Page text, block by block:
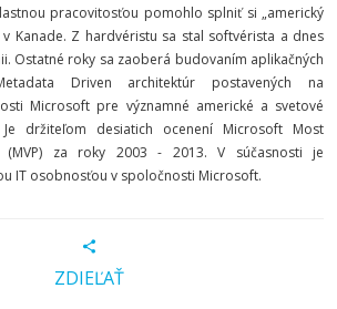
pracovitosťou pomohlo splniť si „americký
Kanade. Z hardvéristu sa stal softvérista a dnes
Ostatné roky sa zaoberá budovaním aplikačných
Driven architektúr postavených na
Microsoft pre významné americké a svetové
držiteľom desiatich ocenení Microsoft Most
(MVP) za roky 2003 - 2013. V súčasnosti je
IT osobnosťou v spoločnosti Microsoft.
ZDIEĽAŤ